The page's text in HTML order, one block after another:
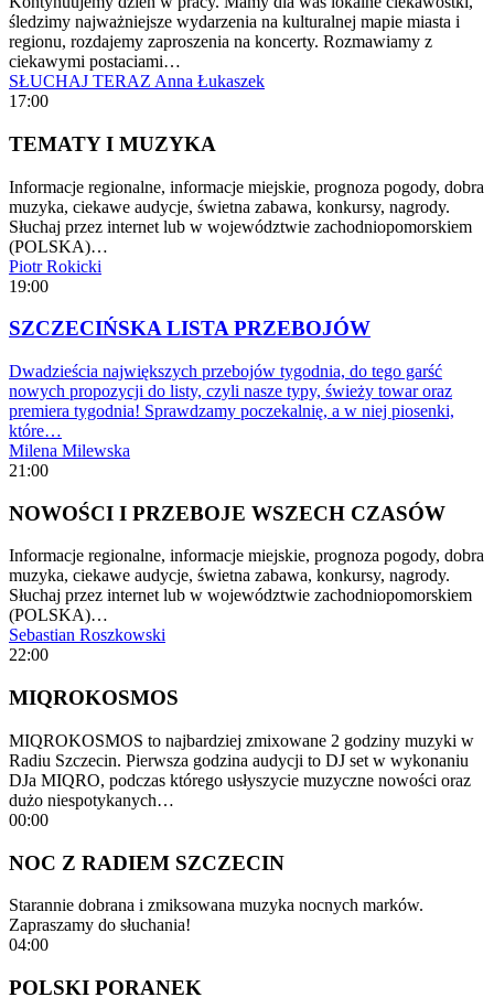
śledzimy najważniejsze wydarzenia na kulturalnej mapie miasta i
regionu, rozdajemy zaproszenia na koncerty. Rozmawiamy z
ciekawymi postaciami…
SŁUCHAJ TERAZ Anna Łukaszek
17:00
TEMATY I MUZYKA
Informacje regionalne, informacje miejskie, prognoza pogody, dobra
muzyka, ciekawe audycje, świetna zabawa, konkursy, nagrody.
Słuchaj przez internet lub w województwie zachodniopomorskiem
(POLSKA)…
Piotr Rokicki
19:00
SZCZECIŃSKA LISTA PRZEBOJÓW
Dwadzieścia największych przebojów tygodnia, do tego garść
nowych propozycji do listy, czyli nasze typy, świeży towar oraz
premiera tygodnia! Sprawdzamy poczekalnię, a w niej piosenki,
które…
Milena Milewska
21:00
NOWOŚCI I PRZEBOJE WSZECH CZASÓW
Informacje regionalne, informacje miejskie, prognoza pogody, dobra
muzyka, ciekawe audycje, świetna zabawa, konkursy, nagrody.
Słuchaj przez internet lub w województwie zachodniopomorskiem
(POLSKA)…
Sebastian Roszkowski
22:00
MIQROKOSMOS
MIQROKOSMOS to najbardziej zmixowane 2 godziny muzyki w
Radiu Szczecin. Pierwsza godzina audycji to DJ set w wykonaniu
DJa MIQRO, podczas którego usłyszycie muzyczne nowości oraz
dużo niespotykanych…
00:00
NOC Z RADIEM SZCZECIN
Starannie dobrana i zmiksowana muzyka nocnych marków.
Zapraszamy do słuchania!
04:00
POLSKI PORANEK